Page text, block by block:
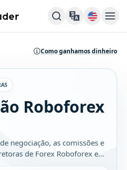
Como ganhamos dinheiro
Roboforex
negociação, as comissões e
de Forex Roboforex e
opção para você.